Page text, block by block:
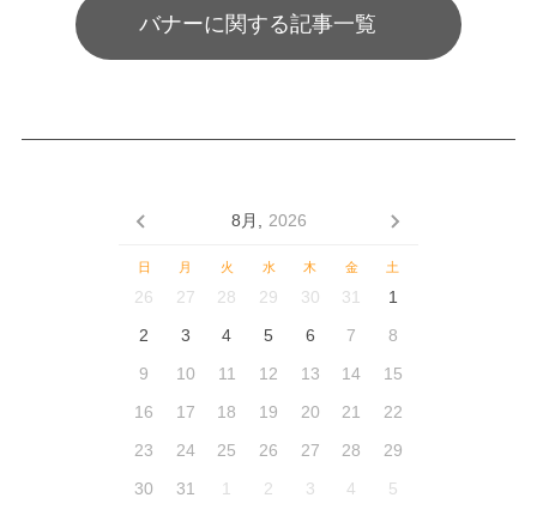
バナーに関する記事一覧
8月, 2026
日 月 火 水 木 金 土
26 27 28 29 30 31
1
2
3 4 5 6 7
8
9
10 11 12 13 14
15
16
17 18 19 20 21
22
23
24 25 26 27 28
29
30
31 1 2 3 4 5